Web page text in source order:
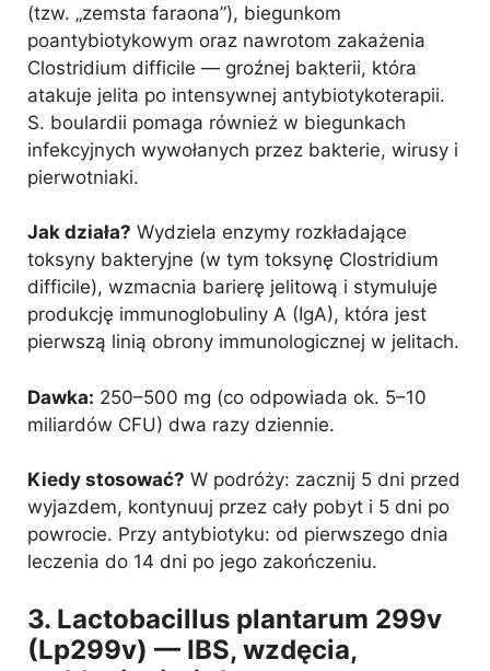
(tzw. „zemsta faraona”), biegunkom
poantybiotykowym oraz nawrotom zakażenia
Clostridium difficile — groźnej bakterii, która
atakuje jelita po intensywnej antybiotykoterapii.
S. boulardii pomaga również w biegunkach
infekcyjnych wywołanych przez bakterie, wirusy i
pierwotniaki.
Jak działa? Wydziela enzymy rozkładające
toksyny bakteryjne (w tym toksynę Clostridium
difficile), wzmacnia barierę jelitową i stymuluje
produkcję immunoglobuliny A (IgA), która jest
pierwszą linią obrony immunologicznej w jelitach.
Dawka: 250–500 mg (co odpowiada ok. 5–10
miliardów CFU) dwa razy dziennie.
Kiedy stosować? W podróży: zacznij 5 dni przed
wyjazdem, kontynuuj przez cały pobyt i 5 dni po
powrocie. Przy antybiotyku: od pierwszego dnia
leczenia do 14 dni po jego zakończeniu.
3. Lactobacillus plantarum 299v
(Lp299v) — IBS, wzdęcia,